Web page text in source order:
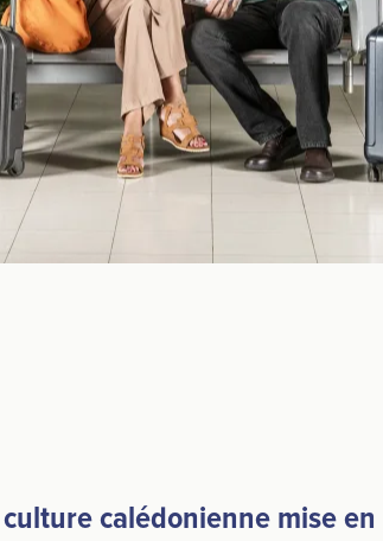
culture calédonienne mise en